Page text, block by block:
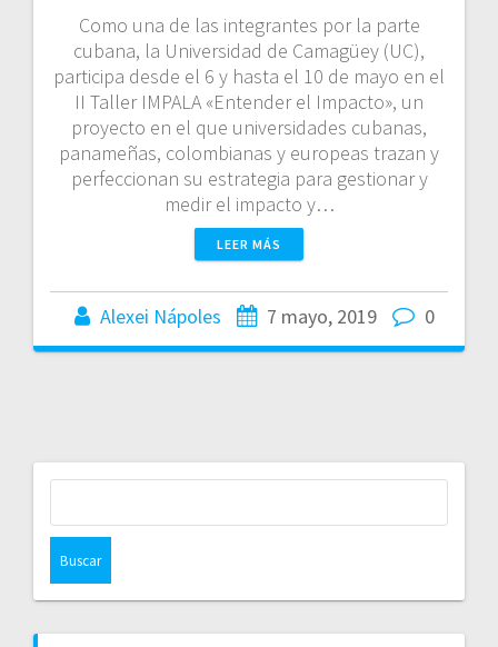
Como una de las integrantes por la parte
cubana, la Universidad de Camagüey (UC),
participa desde el 6 y hasta el 10 de mayo en el
II Taller IMPALA «Entender el Impacto», un
proyecto en el que universidades cubanas,
panameñas, colombianas y europeas trazan y
perfeccionan su estrategia para gestionar y
medir el impacto y…
LEER MÁS
Alexei Nápoles 7 mayo, 2019 0